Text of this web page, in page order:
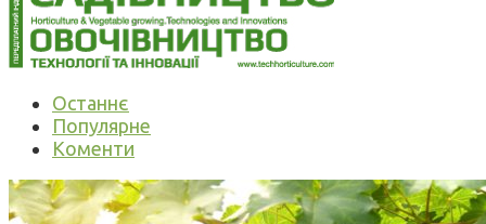
Останнє
Популярне
Коменти